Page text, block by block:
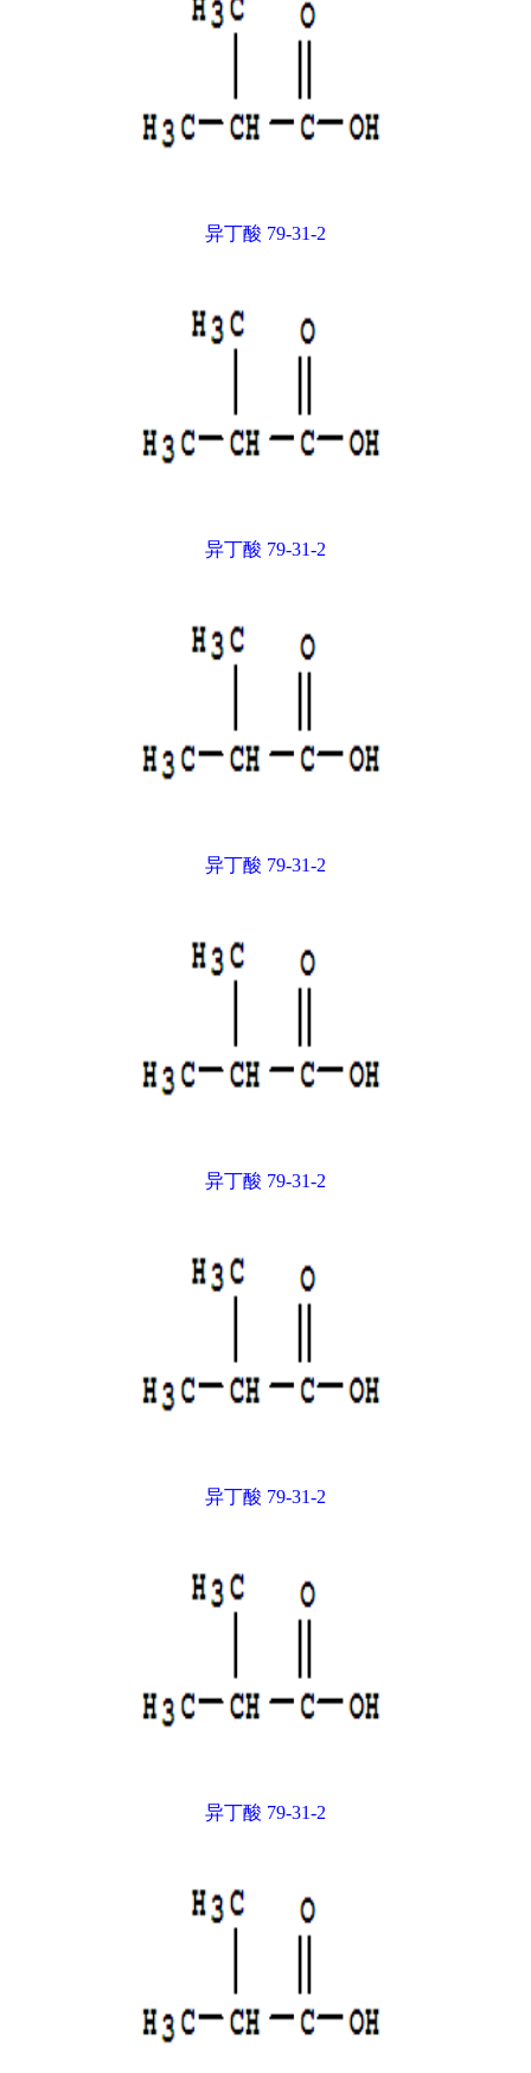
异丁酸 79-31-2
异丁酸 79-31-2
异丁酸 79-31-2
异丁酸 79-31-2
异丁酸 79-31-2
异丁酸 79-31-2